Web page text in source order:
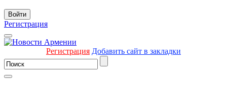
Войти
Регистрация
Регистрация Добавить сайт в закладки